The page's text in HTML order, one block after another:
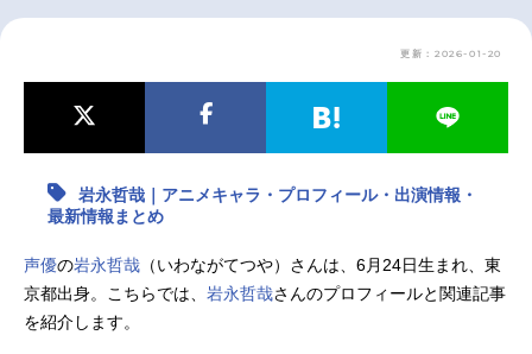
最新記事一覧
アニメ記事一覧 声優記事一覧
アニメ映画一覧
更新：2026-01-20
岩永哲哉｜アニメキャラ・プロフィール・出演情報・
最新情報まとめ
声優の岩永哲哉 （いわながてつや）さんは、6月24日生まれ、東
京都出身。こちらでは、 岩永哲哉さんのプロフィールと関連記事
を紹介します。